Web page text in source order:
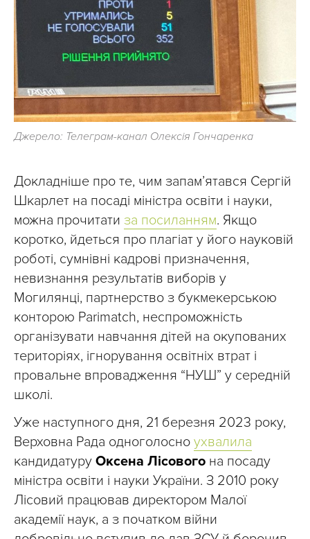
Джерело: Телеграм-канал Олексія Гончаренка
Докладніше про те, чим запамʼятався Сергій
Шкарлет на посаді міністра освіти і науки,
можна прочитати за посиланням. Якщо
коротко, йдеться про плагіат у його науковій
роботі, сумнівні кадрові призначення,
невизнання результатів виборів у
Могилянці, партнерство з букмекерською
конторою Parimatch, неспроможність
організувати навчання дітей на окупованих
територіях, ігнорування освітніх втрат і
провальне впровадження “НУШ” у середній
школі.
Уже наступного дня, 21 березня 2023 року,
Верховна Рада одноголосно ухвалила
кандидатуру Оксена Лісового на посаду
міністра освіти і науки України. З 2010 року
Лісовий працював директором Малої
академії наук, а з початком війни